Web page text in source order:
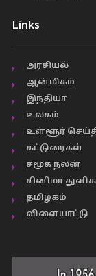
Links
அரசியல்
ஆன்மிகம்
இந்தியா
உலகம்
உள்ளூர்
கட்டுரைகள்
சமூக நலன்
சினிமா
தமிழகம்
விளையாட்டு